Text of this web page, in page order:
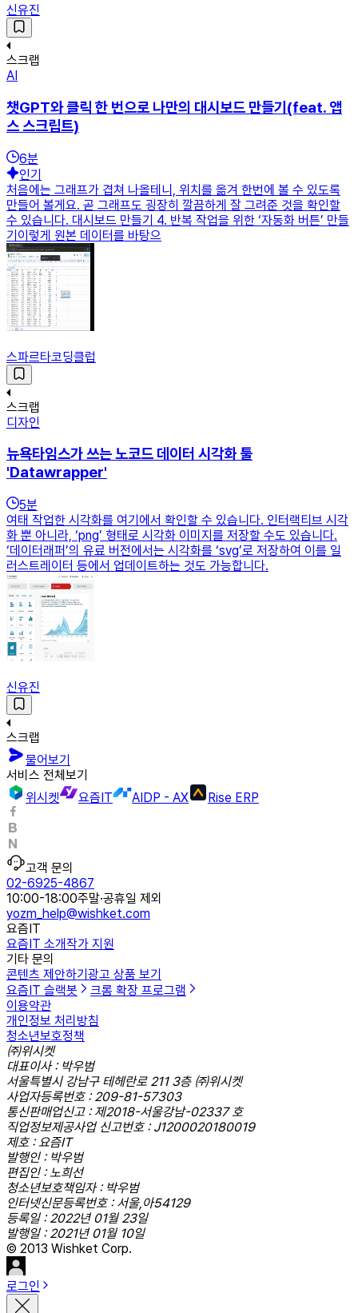
신유진
스크랩
AI
챗GPT와 클릭 한 번으로 나만의 대시보드 만들기(feat. 앱
스 스크립트)
6분
인기
처음에는 그래프가 겹쳐 나올테니, 위치를 옮겨 한번에 볼 수 있도록
만들어 볼게요. 곧 그래프도 굉장히 깔끔하게 잘 그려준 것을 확인할
수 있습니다. 대시보드 만들기 4. 반복 작업을 위한 ‘자동화 버튼’ 만들
기이렇게 원본 데이터를 바탕으
스파르타코딩클럽
스크랩
디자인
뉴욕타임스가 쓰는 노코드 데이터 시각화 툴
'Datawrapper'
5분
여태 작업한 시각화를 여기에서 확인할 수 있습니다. 인터랙티브 시각
화 뿐 아니라, ‘png’ 형태로 시각화 이미지를 저장할 수도 있습니다.
‘데이터래퍼’의 유료 버전에서는 시각화를 ‘svg’로 저장하여 이를 일
러스트레이터 등에서 업데이트하는 것도 가능합니다.
신유진
스크랩
물어보기
서비스 전체보기
위시켓
요즘IT AIDP - AX Rise ERP
고객 문의
02-6925-4867
10:00-18:00주말·공휴일 제외
yozm_help@wishket.com
요즘IT
요즘IT 소개작가 지원
기타 문의
콘텐츠 제안하기 광고 상품 보기
요즘IT 슬랙봇
크롬 확장 프로그램
이용약관
개인정보 처리방침
청소년보호정책
㈜위시켓
대표이사 : 박우범
서울특별시 강남구 테헤란로 211 3층 ㈜위시켓
사업자등록번호 : 209-81-57303
통신판매업신고 : 제2018-서울강남-02337 호
직업정보제공사업 신고번호 : J1200020180019
제호 : 요즘IT
발행인 : 박우범
편집인 : 노희선
청소년보호책임자 : 박우범
인터넷신문등록번호 : 서울,아54129
등록일 : 2022년 01월 23일
발행일 : 2021년 01월 10일
© 2013 Wishket Corp.
로그인